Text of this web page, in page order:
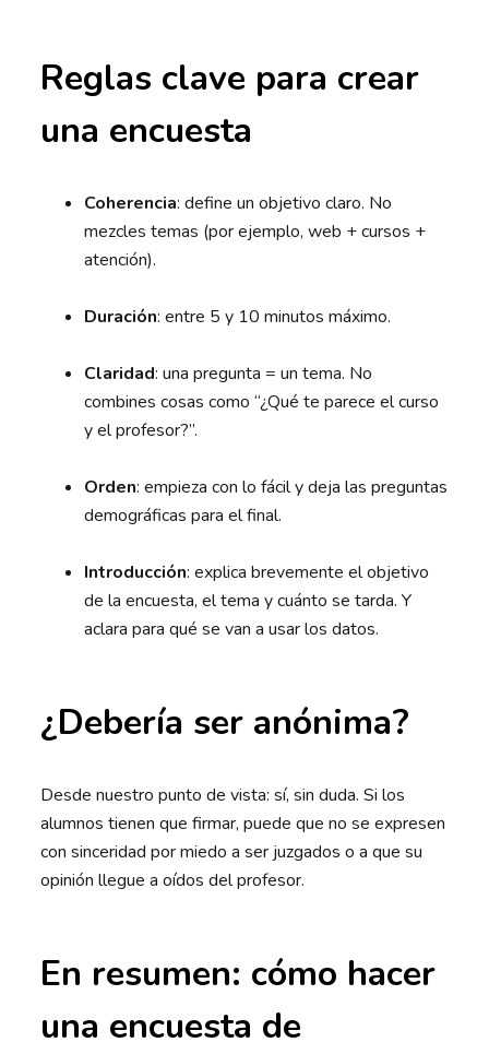
Reglas clave para crear
una encuesta
Coherencia: define un objetivo claro. No
mezcles temas (por ejemplo, web + cursos +
atención).
Duración: entre 5 y 10 minutos máximo.
Claridad: una pregunta = un tema. No
combines cosas como “¿Qué te parece el curso
y el profesor?”.
Orden: empieza con lo fácil y deja las preguntas
demográficas para el final.
Introducción: explica brevemente el objetivo
de la encuesta, el tema y cuánto se tarda. Y
aclara para qué se van a usar los datos.
¿Debería ser anónima?
Desde nuestro punto de vista: sí, sin duda. Si los
alumnos tienen que firmar, puede que no se expresen
con sinceridad por miedo a ser juzgados o a que su
opinión llegue a oídos del profesor.
En resumen: cómo hacer
una encuesta de